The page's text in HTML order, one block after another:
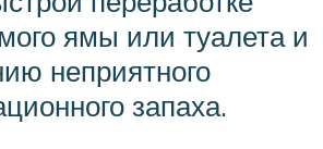
ямы или туалета и
неприятного
запаха.